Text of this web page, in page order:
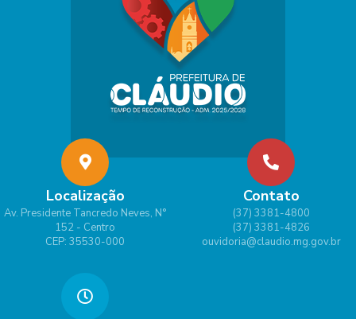
Localização
Av. Presidente Tancredo Neves, N°
152 - Centro
CEP: 35530-000
Contato
(37) 3381-4800
(37) 3381-4826
ouvidoria@claudio.mg.gov.br